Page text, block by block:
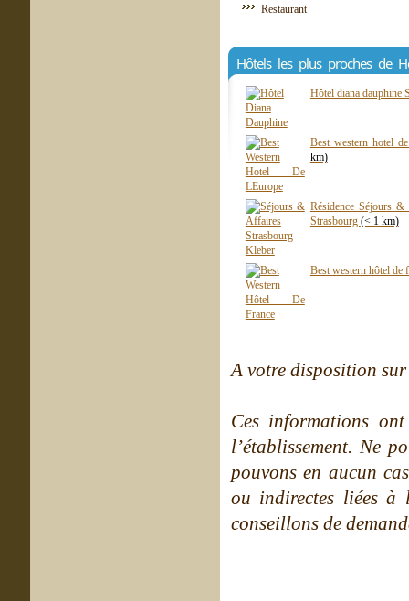
Restaurant
Hôtels les plus proches de
Hôtel diana dauphine
Best western hotel
km)
Résidence Séjours
Strasbourg (< 1 km)
Best western hôtel de
A votre disposition
Ces informations
l’établissement. Ne
pouvons en aucun
ou indirectes liées à
conseillons de